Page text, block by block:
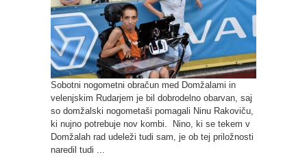
Sobotni nogometni obračun med Domžalami in
velenjskim Rudarjem je bil dobrodelno obarvan, saj
so domžalski nogometaši pomagali Ninu Rakoviču,
ki nujno potrebuje nov kombi. Nino, ki se tekem v
Domžalah rad udeleži tudi sam, je ob tej priložnosti
naredil tudi ...